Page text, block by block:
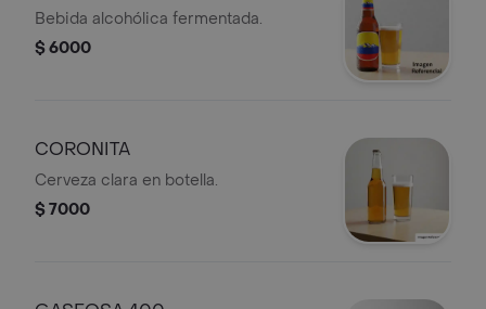
Bebida alcohólica fermentada.
$ 6000
CORONITA
Cerveza clara en botella.
$ 7000